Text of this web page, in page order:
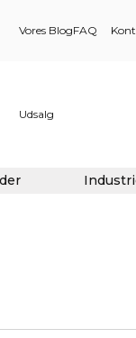
Vores BlogFAQ
Udsalg